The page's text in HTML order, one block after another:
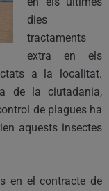
dies
tractaments
extra en els
a la localitat.
de la ciutadania,
de plagues ha
aquests insectes
en el contracte de